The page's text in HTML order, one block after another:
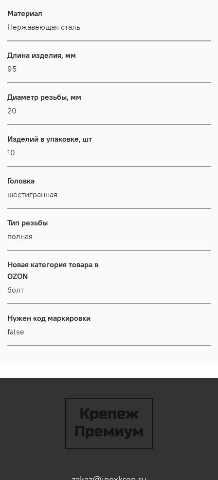
Материал
Нержавеющая сталь
Длина изделия, мм
95
Диаметр резьбы, мм
20
Изделий в упаковке, шт
10
Головка
шестигранная
Тип резьбы
полная
Новая категория товара в
OZON
болт
Нужен код маркировки
false